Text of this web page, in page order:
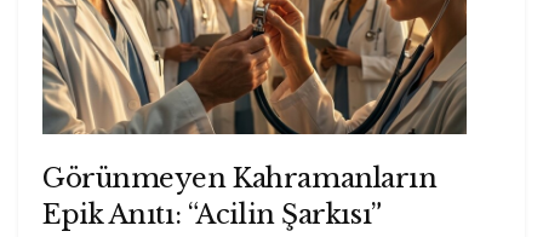
Görünmeyen Kahramanların
Epik Anıtı: “Acilin Şarkısı”